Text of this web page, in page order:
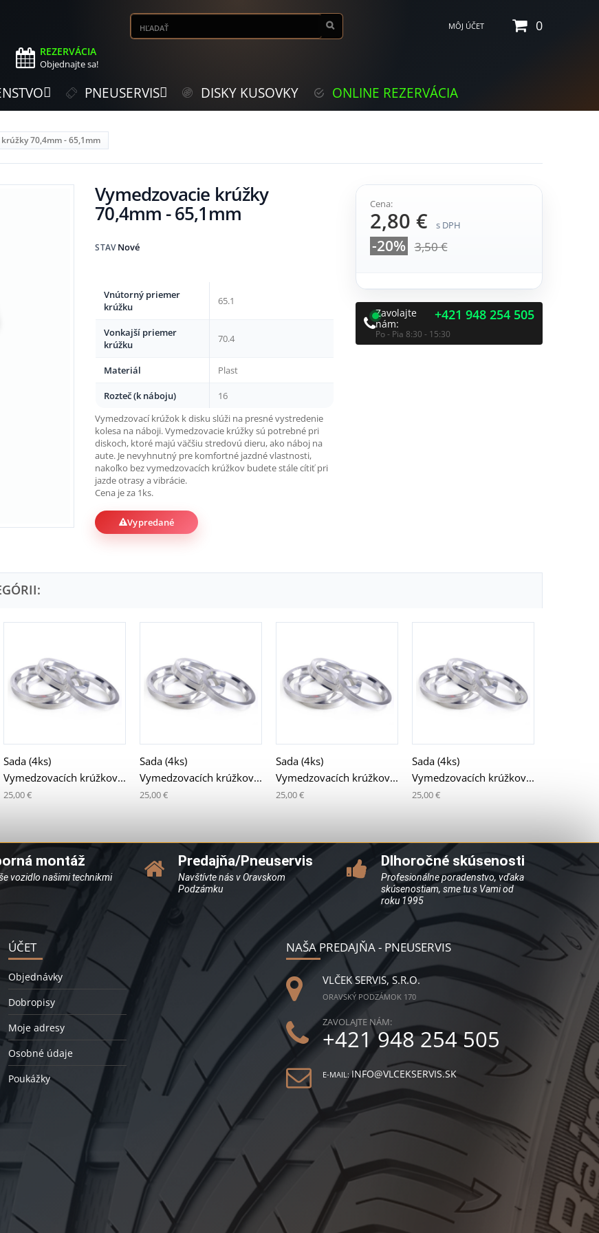
0
MÔJ ÚČET
REZERVÁCIA
Objednajte sa!
PNEUSERVIS DISKY KUSOVKY ONLINE REZERVÁCIA
70,4mm - 65,1mm
Vymedzovacie krúžky
70,4mm - 65,1mm
STAV Nové
Vnútorný priemer
krúžku
65.1
Vonkajší priemer
krúžku
70.4
Materiál Plast
Rozteč (k náboju)
16
Vymedzovací krúžok k disku slúži na presné vystredenie
kolesa na náboji. Vymedzovacie krúžky sú potrebné pri
diskoch, ktoré majú väčšiu stredovú dieru, ako náboj na
aute. Je nevyhnutný pre komfortné jazdné vlastnosti,
nakoľko bez vymedzovacích krúžkov budete stále cítiť pri
jazde otrasy a vibrácie.
Cena je za 1ks.
Vypredané
Cena:
2,80 € s DPH
-20% 3,50 €
Zavolajte
nám:
+421 948 254 505
Po - Pia 8:30 - 15:30
Sada (4ks)
Vymedzovacích krúžkov...
25,00 €
Sada (4ks)
Vymedzovacích krúžkov...
25,00 €
Sada (4ks)
Vymedzovacích krúžkov...
25,00 €
Sada (4ks)
Vymedzovacích krúžkov...
25,00 €
montáž
vozidlo našimi technikmi
Predajňa/Pneuservis
Navštívte nás v Oravskom
Podzámku
Dlhoročné skúsenosti
Profesionálne poradenstvo, vďaka
skúsenostiam, sme tu s Vami od
roku 1995
ÚČET
Objednávky
Dobropisy
Moje adresy
Osobné údaje
Poukážky
NAŠA PREDAJŇA - PNEUSERVIS
VLČEK SERVIS, S.R.O.
ORAVSKÝ PODZÁMOK 170
ZAVOLAJTE NÁM:
+421 948 254 505
E-MAIL:INFO@VLCEKSERVIS.SK